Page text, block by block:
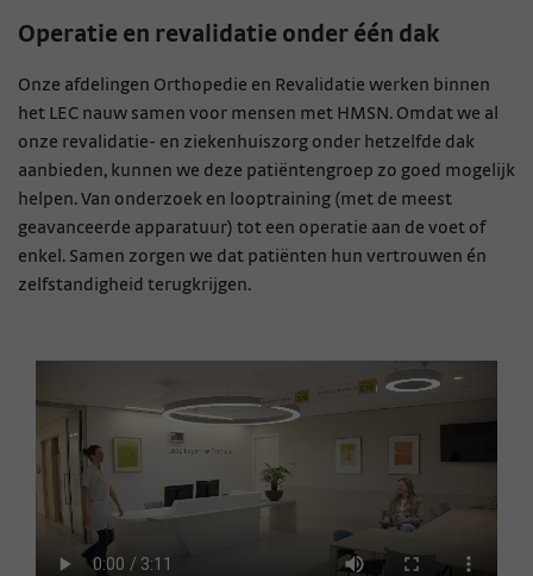
Operatie en revalidatie onder één dak
Onze afdelingen Orthopedie en Revalidatie werken binnen
het LEC nauw samen voor mensen met HMSN. Omdat we al
onze revalidatie- en ziekenhuiszorg onder hetzelfde dak
aanbieden, kunnen we deze patiëntengroep zo goed mogelijk
helpen. Van onderzoek en looptraining (met de meest
geavanceerde apparatuur) tot een operatie aan de voet of
enkel. Samen zorgen we dat patiënten hun vertrouwen én
zelfstandigheid terugkrijgen.